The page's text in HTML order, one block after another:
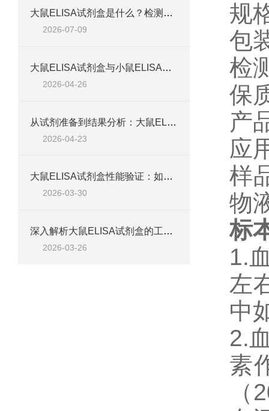
大鼠ELISA试剂盒是什么？检测原理、试剂盒组成与适用样本类型全解析
2026-07-09
大鼠ELISA试剂盒与小鼠ELISA试剂盒对比：检测差异、适用物种及实验场景差异化分析
2026-04-26
从试剂准备到结果分析：大鼠ELISA试剂盒操作技巧、浓度校准及实验高效完成全攻略
2026-04-23
大鼠ELISA试剂盒性能验证：如何通过检测范围、精密度、回收率等指标评估准确性
2026-03-30
深入解析大鼠ELISA试剂盒的工作原理、类型与核心试剂
2026-03-26
规
包
检
保
产
应
样
物
标
1.
左
中
2.
素